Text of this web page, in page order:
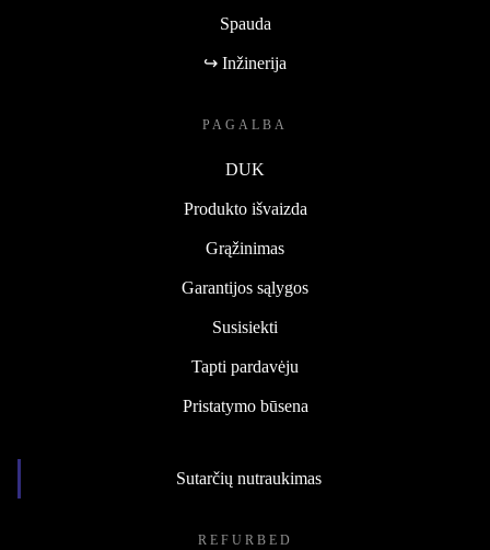
Spauda
↪ Inžinerija
PAGALBA
DUK
Produkto išvaizda
Grąžinimas
Garantijos sąlygos
Susisiekti
Tapti pardavėju
Pristatymo būsena
Sutarčių nutraukimas
REFURBED